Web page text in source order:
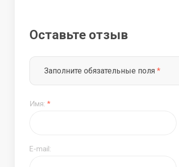
Оставьте отзыв
Заполните обязательные поля *
Имя: *
E-mail: